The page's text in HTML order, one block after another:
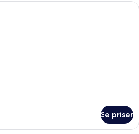
Ett hotellrum med en stor säng, ett
Se priser